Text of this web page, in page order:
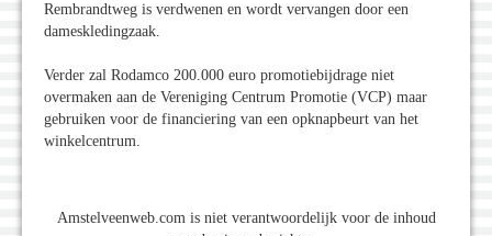
Rembrandtweg is verdwenen en wordt vervangen door een
dameskledingzaak.
Verder zal Rodamco 200.000 euro promotiebijdrage niet
overmaken aan de Vereniging Centrum Promotie (VCP) maar
gebruiken voor de financiering van een opknapbeurt van het
winkelcentrum.
Amstelveenweb.com is niet verantwoordelijk voor de inhoud